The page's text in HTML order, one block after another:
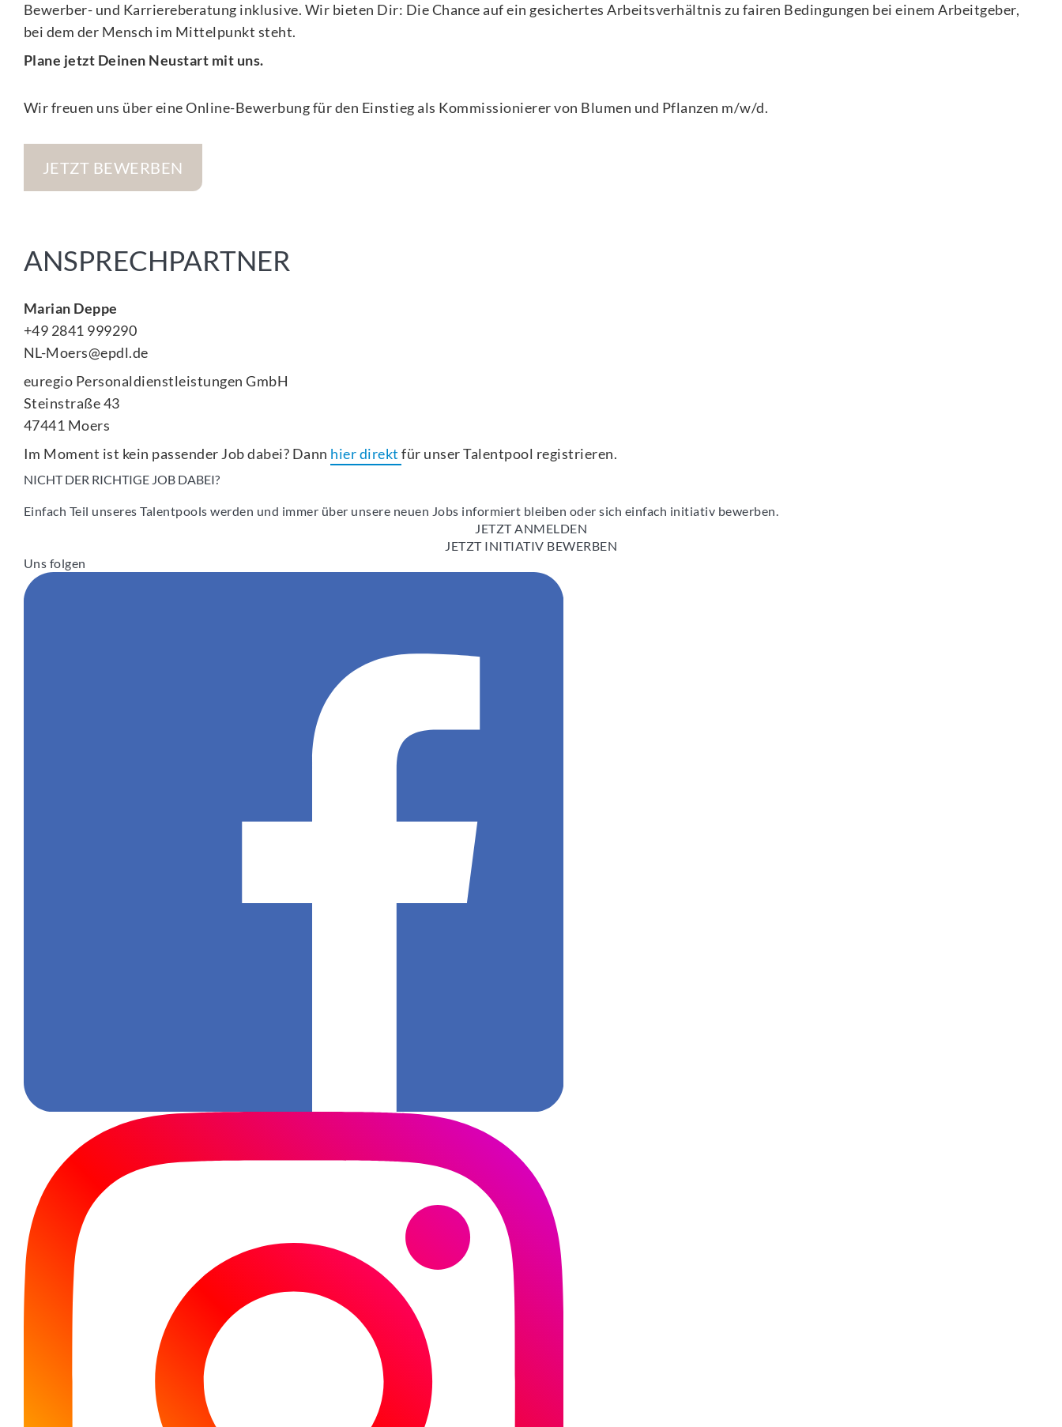
Bewerber- und Karriereberatung inklusive. Wir bieten Dir: Die Chance auf ein gesichertes Arbeitsverhältnis zu fairen Bedingungen bei einem Arbeitgeber,
bei dem der Mensch im Mittelpunkt steht.
Plane jetzt Deinen Neustart mit uns.
Wir freuen uns über eine Online-Bewerbung für den Einstieg als Kommissionierer von Blumen und Pflanzen m/w/d.
JETZT BEWERBEN
ANSPRECHPARTNER
Marian Deppe
+49 2841 999290
NL-Moers@epdl.de
euregio Personaldienstleistungen GmbH
Steinstraße 43
47441 Moers
Im Moment ist kein passender Job dabei? Dann hier direktfür unser Talentpool registrieren.
NICHT DER RICHTIGE JOB DABEI?
Einfach Teil unseres Talentpools werden und immer über unsere neuen Jobs informiert bleiben oder sich einfach initiativ bewerben.
JETZT ANMELDEN
JETZT INITIATIV BEWERBEN
Uns folgen